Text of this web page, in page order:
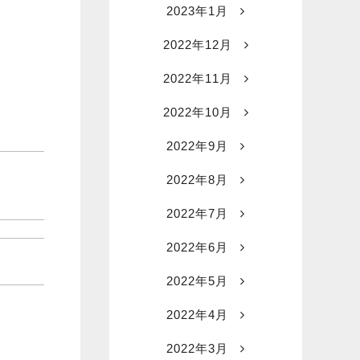
2023年1月
2022年12月
2022年11月
2022年10月
2022年9月
2022年8月
2022年7月
2022年6月
2022年5月
2022年4月
2022年3月